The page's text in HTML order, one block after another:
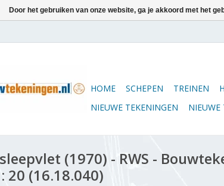
HOME SCHEPEN TREINEN
NIEUWE TEKENINGEN
NIEUWE
(1970) - RWS -
20 (16.18.040)
Door het gebruiken van onze website, ga je akkoord met het